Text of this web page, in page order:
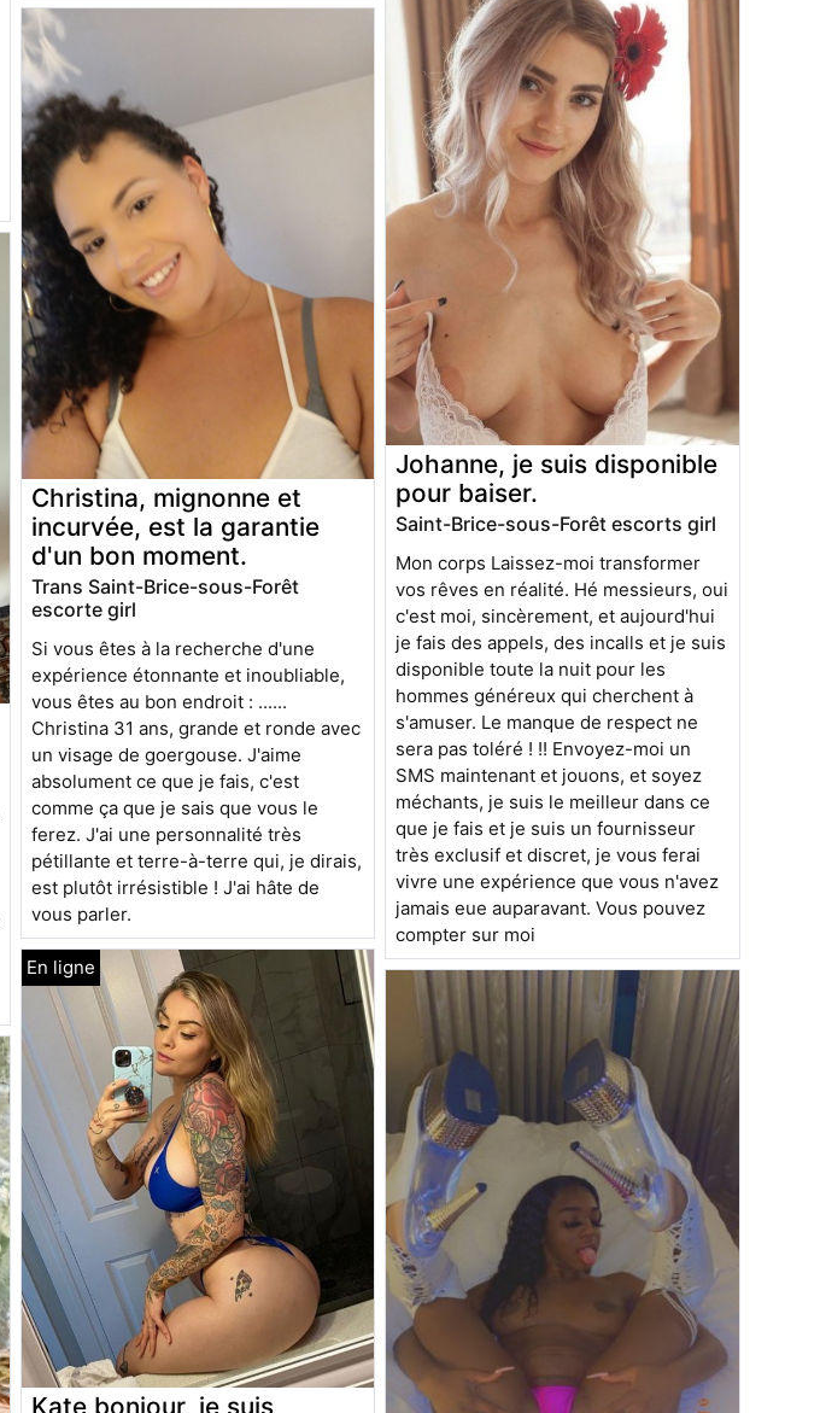
Christina, mignonne et
incurvée, est la garantie
d'un bon moment.
Trans Saint-Brice-sous-Forêt
escorte girl
Si vous êtes à la recherche d'une
expérience étonnante et inoubliable,
vous êtes au bon endroit : ......
Christina 31 ans, grande et ronde avec
un visage de goergouse. J'aime
absolument ce que je fais, c'est
comme ça que je sais que vous le
ferez. J'ai une personnalité très
pétillante et terre-à-terre qui, je dirais,
est plutôt irrésistible ! J'ai hâte de
vous parler.
Kate bonjour, je suis
Johanne, je suis disponible
pour baiser.
Saint-Brice-sous-Forêt escorts girl
Mon corps Laissez-moi transformer
vos rêves en réalité. Hé messieurs, oui
c'est moi, sincèrement, et aujourd'hui
je fais des appels, des incalls et je suis
disponible toute la nuit pour les
hommes généreux qui cherchent à
s'amuser. Le manque de respect ne
sera pas toléré ! !! Envoyez-moi un
SMS maintenant et jouons, et soyez
méchants, je suis le meilleur dans ce
que je fais et je suis un fournisseur
très exclusif et discret, je vous ferai
vivre une expérience que vous n'avez
jamais eue auparavant. Vous pouvez
compter sur moi